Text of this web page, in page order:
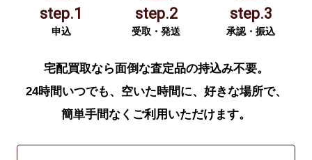
step.1
申込
step.2
受取・発送
step.3
承認・振込
宅配買取なら面倒な査定品の持込み不要。
24時間いつでも、空いた時間に、好きな場所で、
簡単手間なくご利用いただけます。